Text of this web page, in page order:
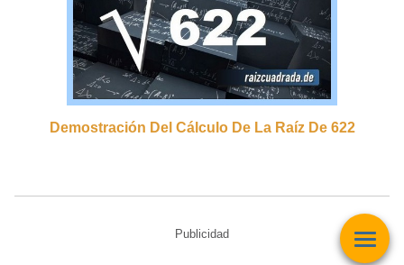
Demostración Del Cálculo De La Raíz De 622
Publicidad